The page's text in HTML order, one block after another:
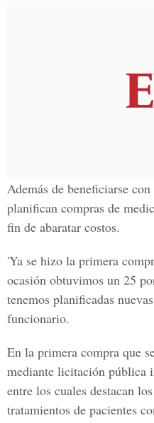
Además de beneficiarse
planifican compras de
fin de abaratar costos.
'Ya se hizo la primera
ocasión obtuvimos un 25
tenemos planificadas
funcionario.
En la primera compra que
mediante licitación pública
entre los cuales destacan
tratamientos de pacientes